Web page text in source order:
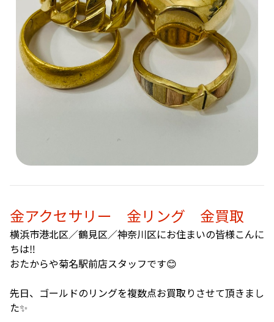
金アクセサリー 金リング 金買取
横浜市港北区／鶴見区／神奈川区にお住まいの皆様こんに
ちは‼️
おたからや菊名駅前店スタッフです😊
先日、ゴールドのリングを複数点お買取りさせて頂きまし
た✨